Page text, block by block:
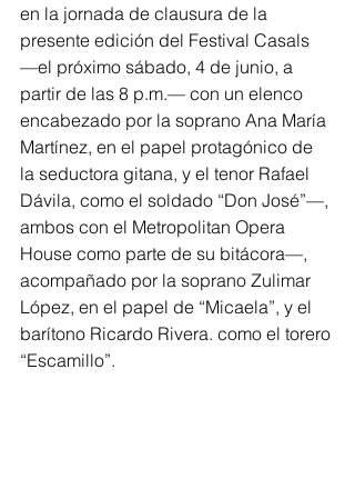
en la jornada de clausura de la
presente edición del Festival Casals
—el próximo sábado, 4 de junio, a
partir de las 8 p.m.— con un elenco
encabezado por la soprano Ana María
Martínez, en el papel protagónico de
la seductora gitana, y el tenor Rafael
Dávila, como el soldado “Don José”—,
ambos con el Metropolitan Opera
House como parte de su bitácora—,
acompañado por la soprano Zulimar
López, en el papel de “Micaela”, y el
barítono Ricardo Rivera. como el torero
“Escamillo”.